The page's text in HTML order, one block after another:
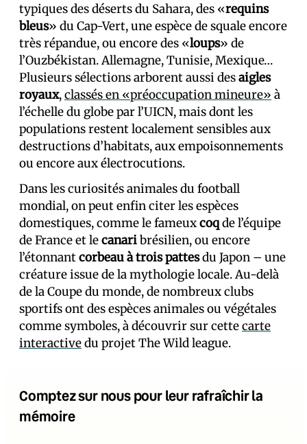
typiques des déserts du Sahara, des «requins
bleus» du Cap-Vert, une espèce de squale encore
très répandue, ou encore des «loups» de
l’Ouzbékistan. Allemagne, Tunisie, Mexique…
Plusieurs sélections arborent aussi desaigles
royaux,classés en «préoccupation mineure» à
l’échelle du globe par l’UICN, mais dont les
populations restent localement sensibles aux
destructions d’habitats, aux empoisonnements
ou encore aux électrocutions.
Dans les curiosités animales du football
mondial, on peut enfin citer les espèces
domestiques, comme le fameuxcoqde l’équipe
de France et lecanaribrésilien, ou encore
l’étonnantcorbeau à trois pattesdu Japon – une
créature issue de la mythologie locale. Au-delà
de la Coupe du monde, de nombreux clubs
sportifs ont des espèces animales ou végétales
comme symboles, à découvrir sur cettecarte
interactivedu projet The Wild league.
Comptez sur nous pour leur rafraîchir la
mémoire